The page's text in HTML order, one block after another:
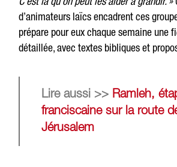
d’animateurs laïcs encadrent ces
prépare pour eux chaque semaine une
détaillée, avec textes bibliques et
Lire aussi >> Ramleh,
franciscaine sur la route
Jérusalem